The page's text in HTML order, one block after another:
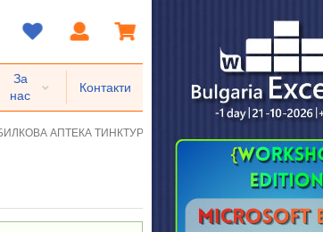
За
нас
Контакти
АПТЕКА ТИНКТУРА ГОРЧИВ ПЪПЕШ + ХРОМ 50 мл